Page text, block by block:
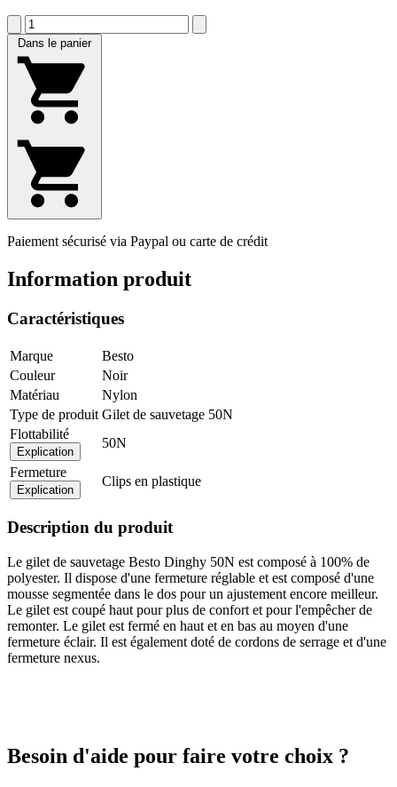
Dans le panier
Paiement sécurisé via Paypal ou carte de crédit
Information produit
Caractéristiques
Marque
Besto
Couleur
Noir
Matériau
Nylon
Type de produit Gilet de sauvetage 50N
Flottabilité
Explication
50N
Fermeture
Explication
Clips en plastique
Description du produit
Le gilet de sauvetage Besto Dinghy 50N est composé à 100% de
polyester. Il dispose d'une fermeture réglable et est composé d'une
mousse segmentée dans le dos pour un ajustement encore meilleur.
Le gilet est coupé haut pour plus de confort et pour l'empêcher de
remonter. Le gilet est fermé en haut et en bas au moyen d'une
fermeture éclair. Il est également doté de cordons de serrage et d'une
fermeture nexus.
Besoin d'aide pour faire votre choix ?